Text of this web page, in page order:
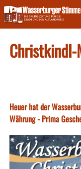
Skip
to
content
Heuer hat der
Währung - Prima